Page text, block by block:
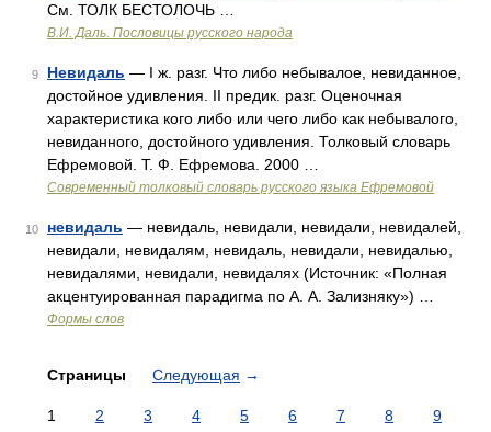
См. ТОЛК БЕСТОЛОЧЬ …
В.И. Даль. Пословицы русского народа
9 Невидаль — I ж. разг. Что либо небывалое, невиданное,
достойное удивления. II предик. разг. Оценочная
характеристика кого либо или чего либо как небывалого,
невиданного, достойного удивления. Толковый словарь
Ефремовой. Т. Ф. Ефремова. 2000 …
Современный толковый словарь русского языка Ефремовой
10 невидаль — невидаль, невидали, невидали, невидалей,
невидали, невидалям, невидаль, невидали, невидалью,
невидалями, невидали, невидалях (Источник: «Полная
акцентуированная парадигма по А. А. Зализняку») …
Формы слов
Страницы Следующая →
1 2 3 4 5 6 7 8
9